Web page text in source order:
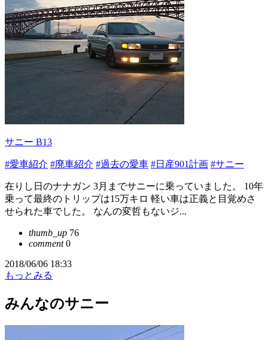
サニー B13
#愛車紹介 #廃車紹介 #過去の愛車 #日産901計画 #サニー
在りし日のナナガン 3月までサニーに乗っていました。 10年
乗って最終のトリップは15万キロ 軽い車は正義と目覚めさ
せられた車でした。 なんの変哲もないジ...
thumb_up 76
comment0
2018/06/06 18:33
もっとみる
みんなのサニー